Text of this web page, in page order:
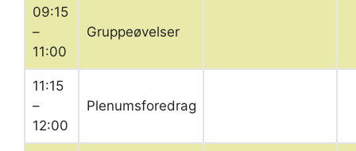
09:15
–
11:00
Gruppeøvelser
11:15
–
12:00
Plenumsforedrag